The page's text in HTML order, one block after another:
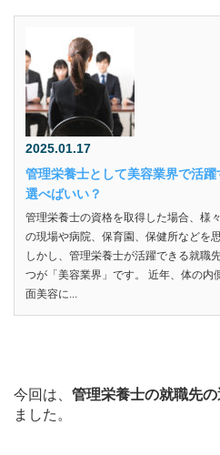
2025.01.17
管理栄養士として美容業界で活
選べばいい？
管理栄養士の資格を取得した場合、様
の現場や病院、保育園、保健所などを
しかし、管理栄養士が活躍できる就職
つが「美容業界」です。 近年、体の内
面美容に...
今回は、 管理栄養士の就職先
ました。